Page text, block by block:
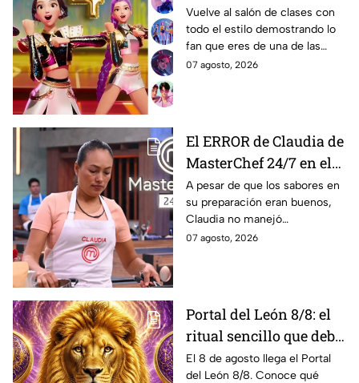
decorar tu estuche este
regreso a clases 2026;
lucirás como toda una
guerrera Huntrix
Vuelve al salón de clases con
todo el estilo demostrando lo
fan que eres de una de las
películas más icónicas de
07 agosto, 2026
El ERROR de Claudia de
MasterChef 24/7 en el
reto de la pizza que casi
le cuesta un delantal
negro
A pesar de que los sabores en
su preparación eran buenos,
Claudia no manejó
correctamente un ingrediente
07 agosto, 2026
Portal del León 8/8: el
ritual sencillo que debe
hacer cada signo este 8
de agosto para atraer la
El 8 de agosto llega el Portal
del León 8/8. Conoce qué